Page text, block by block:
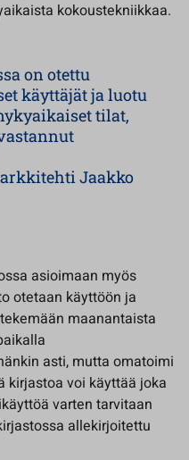
kokoustekniikkaa.
on otettu
käyttäjät ja luotu
tilat,
Jaakko
asioimaan myös
otetaan käyttöön ja
maanantaista
asti, mutta omatoimi
kirjastoa voi käyttää joka
varten tarvitaan
allekirjoitettu